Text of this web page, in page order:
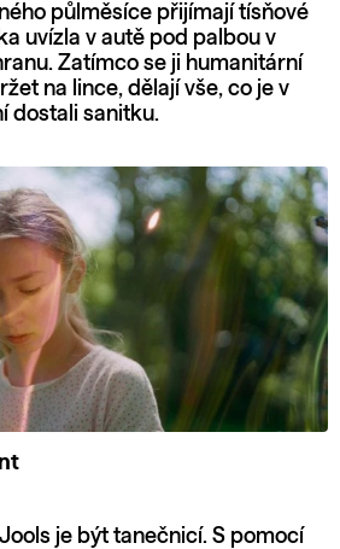
půlměsíce přijímají tísňové
uvízla v autě pod palbou v
Zatímco se ji humanitární
na lince, dělají vše, co je v
dostali sanitku.
je být tanečnicí. S pomocí